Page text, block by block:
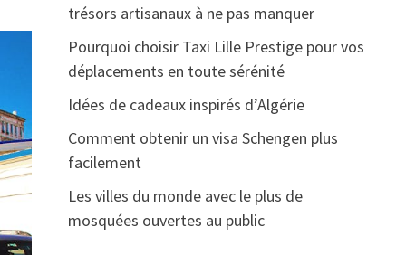
trésors artisanaux à ne pas manquer
Pourquoi choisir Taxi Lille Prestige pour vos
déplacements en toute sérénité
Idées de cadeaux inspirés d’Algérie
Comment obtenir un visa Schengen plus
facilement
Les villes du monde avec le plus de
mosquées ouvertes au public